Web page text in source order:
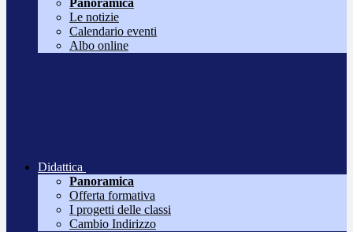
Panoramica
Le notizie
Calendario eventi
Albo online
Didattica
Panoramica
Offerta formativa
I progetti delle classi
Cambio Indirizzo